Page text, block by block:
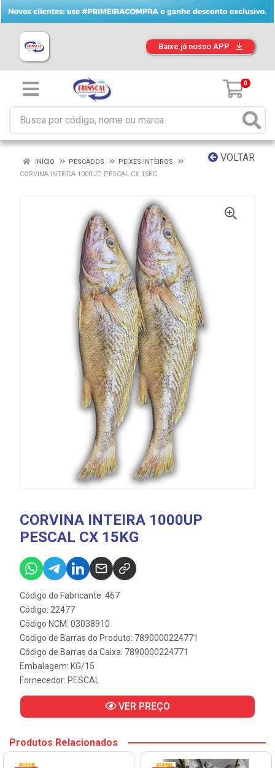
Baixe já nosso APP
0
VOLTAR
INÍCIO PESCADOS
PEIXES INTEIROS
CORVINA INTEIRA 1000UP PESCAL CX 15KG
CORVINA INTEIRA 1000UP
PESCAL CX 15KG
Código do Fabricante: 467
Código: 22477
Código NCM: 03038910
Código de Barras do Produto: 7890000224771
Código de Barras da Caixa: 7890000224771
Embalagem: KG/15
Fornecedor: PESCAL
VER PREÇO
Produtos Relacionados